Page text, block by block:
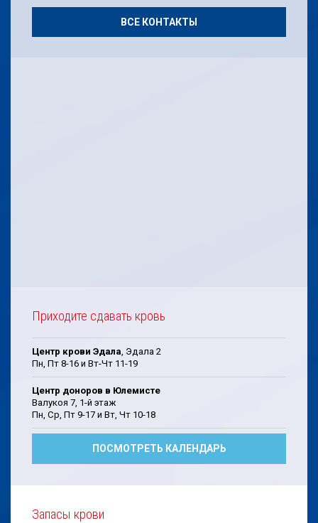
ВСЕ КОНТАКТЫ
Приходите сдавать кровь
Центр крови Эдала, Эдала 2
Пн, Пт 8-16 и Вт-Чт 11-19
Центр доноров в Юлемисте
Валукоя 7, 1-й этаж
Пн, Cp, Пт 9-17 и Bт, Чт 10-18
ПОСМОТРЕТЬ КАЛЕНДАРЬ
Запасы крови